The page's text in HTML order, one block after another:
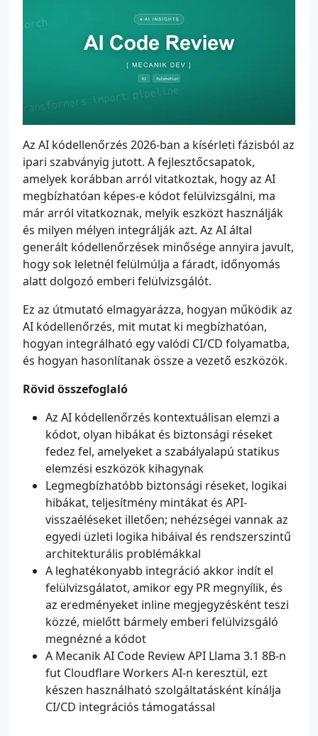
Az AI kódellenőrzés 2026-ban a kísérleti fázisból az
ipari szabványig jutott. A fejlesztőcsapatok,
amelyek korábban arról vitatkoztak, hogy az AI
megbízhatóan képes-e kódot felülvizsgálni, ma
már arról vitatkoznak, melyik eszközt használják
és milyen mélyen integrálják azt. Az AI által
generált kódellenőrzések minősége annyira javult,
hogy sok leletnél felülmúlja a fáradt, időnyomás
alatt dolgozó emberi felülvizsgálót.
Ez az útmutató elmagyarázza, hogyan működik az
AI kódellenőrzés, mit mutat ki megbízhatóan,
hogyan integrálható egy valódi CI/CD folyamatba,
és hogyan hasonlítanak össze a vezető eszközök.
Rövid összefoglaló
Az AI kódellenőrzés kontextuálisan elemzi a
kódot, olyan hibákat és biztonsági réseket
fedez fel, amelyeket a szabályalapú statikus
elemzési eszközök kihagynak
Legmegbízhatóbb biztonsági réseket, logikai
hibákat, teljesítmény mintákat és API-
visszaéléseket illetően; nehézségei vannak az
egyedi üzleti logika hibáival és rendszerszintű
architekturális problémákkal
A leghatékonyabb integráció akkor indít el
felülvizsgálatot, amikor egy PR megnyílik, és
az eredményeket inline megjegyzésként teszi
közzé, mielőtt bármely emberi felülvizsgáló
megnézné a kódot
A Mecanik AI Code Review API Llama 3.1 8B-n
fut Cloudflare Workers AI-n keresztül, ezt
készen használható szolgáltatásként kínálja
CI/CD integrációs támogatással